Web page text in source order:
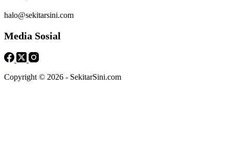
halo@sekitarsini.com
Media Sosial
Copyright © 2026 - SekitarSini.com